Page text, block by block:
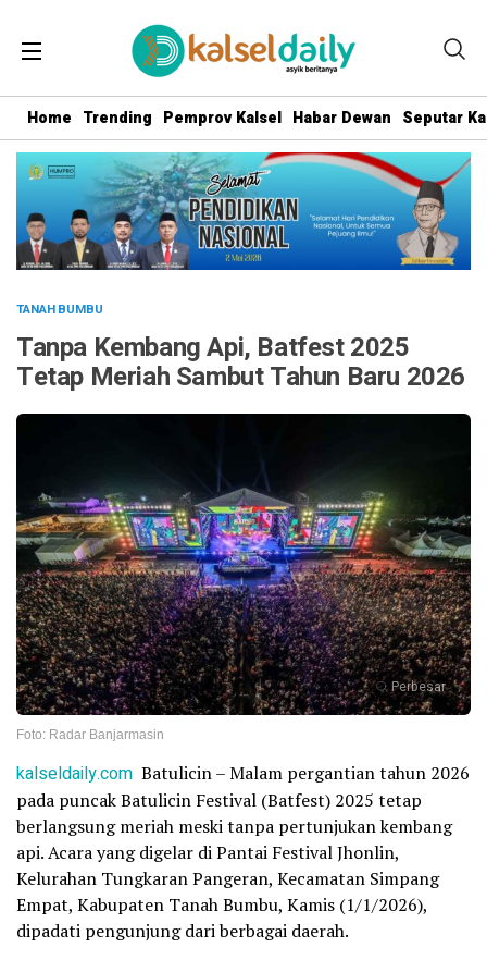
Home Trending Pemprov Kalsel Habar Dewan Seputar
TANAH BUMBU
Tanpa Kembang Api, Batfest 2025
Tetap Meriah Sambut Tahun Baru 2026
Perbesar
Foto: Radar Banjarmasin
kalseldaily.com Batulicin – Malam pergantian tahun 2026
pada puncak Batulicin Festival (Batfest) 2025 tetap
berlangsung meriah meski tanpa pertunjukan kembang
api. Acara yang digelar di Pantai Festival Jhonlin,
Kelurahan Tungkaran Pangeran, Kecamatan Simpang
Empat, Kabupaten Tanah Bumbu, Kamis (1/1/2026),
dipadati pengunjung dari berbagai daerah.